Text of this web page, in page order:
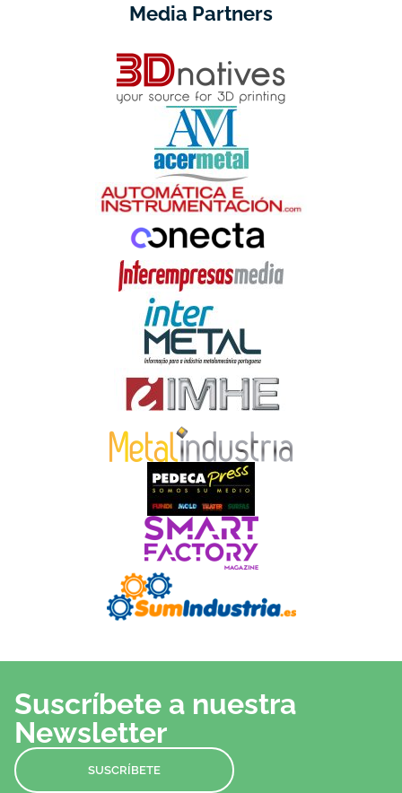
Media Partners
Suscríbete a nuestra
Newsletter
SUSCRÍBETE